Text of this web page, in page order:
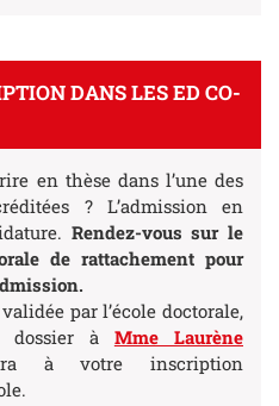
DANS LES ED CO-
en thèse dans l’une des
? L’admission en
Rendez-vous sur le
de rattachement pour
par l’école doctorale,
dossier à Mme Laurène
à votre inscription